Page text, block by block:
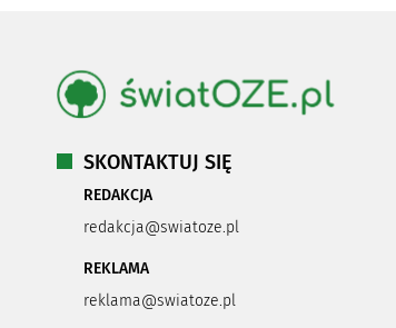
SKONTAKTUJ SIĘ
REDAKCJA
redakcja@swiatoze.pl
REKLAMA
reklama@swiatoze.pl